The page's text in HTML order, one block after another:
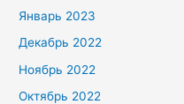
Январь 2023
Декабрь 2022
Ноябрь 2022
Октябрь 2022